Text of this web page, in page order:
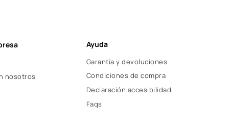
nosotros
Ayuda
Garantía y devoluciones
Condiciones de compra
Declaración accesibilidad
Faqs